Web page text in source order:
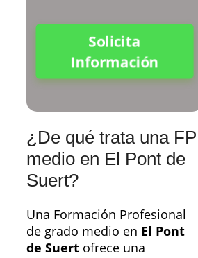
Solicita
Información
¿De qué trata una FP
medio en El Pont de
Suert?
Una Formación Profesional
de grado medio en El Pont
de Suert ofrece una